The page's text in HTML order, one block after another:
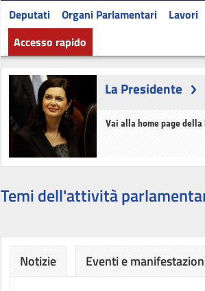
Deputati Organi Parlamentari Lavori
Accesso rapido
La Presidente
Vai alla home page della
Temi dell'attività
Notizie Eventi e